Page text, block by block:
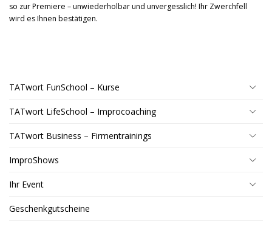
so zur Premiere – unwiederholbar und unvergesslich! Ihr Zwerchfell
wird es Ihnen bestätigen.
TATwort FunSchool – Kurse
TATwort LifeSchool – Improcoaching
TATwort Business – Firmentrainings
ImproShows
Ihr Event
Geschenkgutscheine